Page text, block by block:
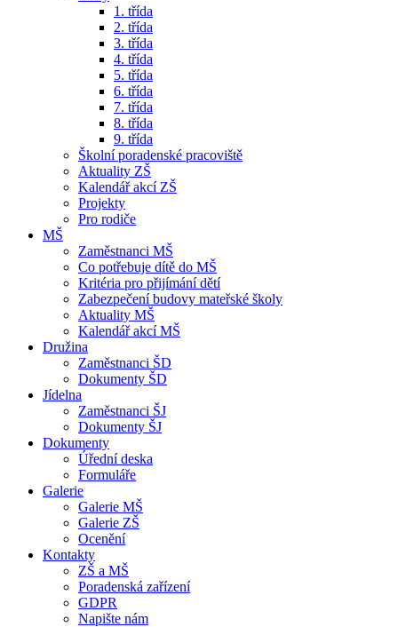
1. třída
2. třída
3. třída
4. třída
5. třída
6. třída
7. třída
8. třída
9. třída
Školní poradenské pracoviště
Aktuality ZŠ
Kalendář akcí ZŠ
Projekty
Pro rodiče
MŠ
Zaměstnanci MŠ
Co potřebuje dítě do MŠ
Kritéria pro přijímání dětí
Zabezpečení budovy mateřské školy
Aktuality MŠ
Kalendář akcí MŠ
Družina
Zaměstnanci ŠD
Dokumenty ŠD
Jídelna
Zaměstnanci ŠJ
Dokumenty ŠJ
Dokumenty
Úřední deska
Formuláře
Galerie
Galerie MŠ
Galerie ZŠ
Ocenění
Kontakty
ZŠ a MŠ
Poradenská zařízení
GDPR
Napište nám